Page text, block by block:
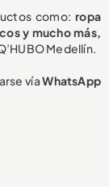
como:ropa
y mucho más,
Medellín.
víaWhatsApp